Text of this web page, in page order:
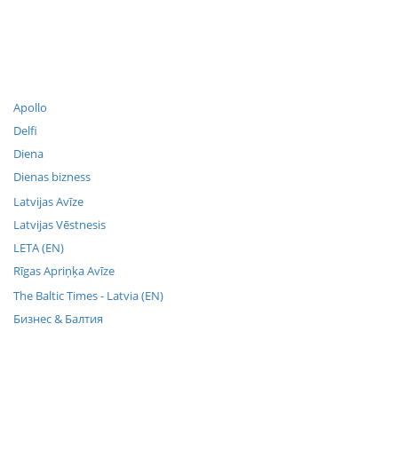
Apollo
Delfi
Diena
Dienas bizness
Latvijas Avīze
Latvijas Vēstnesis
LETA (EN)
Rīgas Apriņķa Avīze
The Baltic Times - Latvia (EN)
Бизнес & Балтия